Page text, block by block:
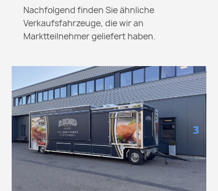
Nachfolgend finden Sie ähnliche
Verkaufsfahrzeuge, die wir an
Marktteilnehmer geliefert haben.